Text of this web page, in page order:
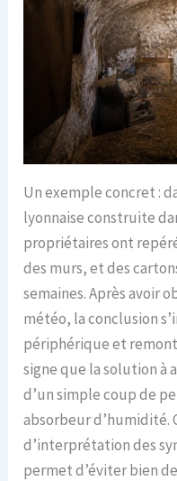
Un exemple concret :
lyonnaise construite
propriétaires ont
des murs, et des
semaines. Après avoir
météo, la conclusion
périphérique et
signe que la solution à
d’un simple coup de
absorbeur d’humidité.
d’interprétation des
permet d’éviter bien